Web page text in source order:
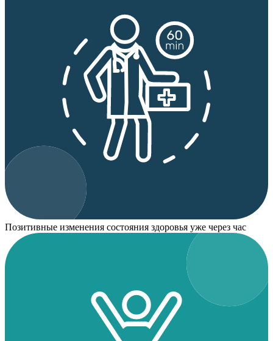
Позитивные изменения состояния здоровья уже через час